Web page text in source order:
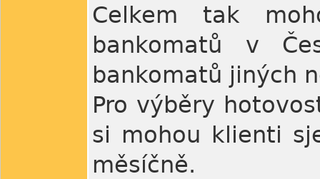
Celkem tak
bankomatů v
bankomatů jiných
Pro výběry
si mohou klienti
měsíčně.